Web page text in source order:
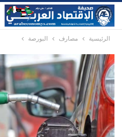
الرئيسية مصارف البورصة